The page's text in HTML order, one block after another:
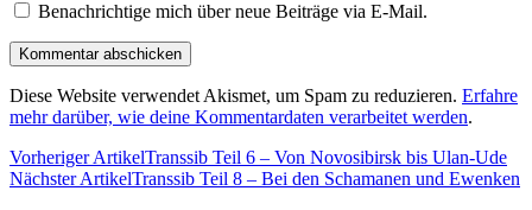
Benachrichtige mich über neue Beiträge via E-Mail.
Diese Website verwendet Akismet, um Spam zu reduzieren. Erfahre
mehr darüber, wie deine Kommentardaten verarbeitet werden.
Vorheriger ArtikelTranssib Teil 6 – Von Novosibirsk bis Ulan-Ude
Nächster ArtikelTranssib Teil 8 – Bei den Schamanen und Ewenken